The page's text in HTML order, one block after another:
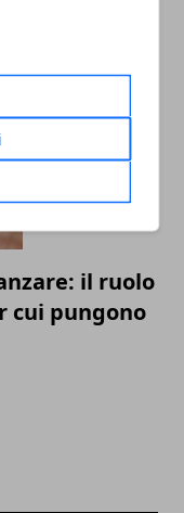
il ruolo
cui pungono